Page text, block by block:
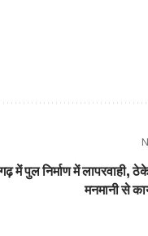
में पुल निर्माण में लापरवाही,
मनमानी से